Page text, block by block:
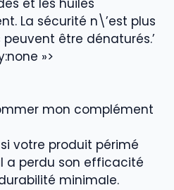
et les huiles
La sécurité n\’est plus
être dénaturés.’
»>
mon complément
votre produit périmé
a perdu son efficacité
minimale.